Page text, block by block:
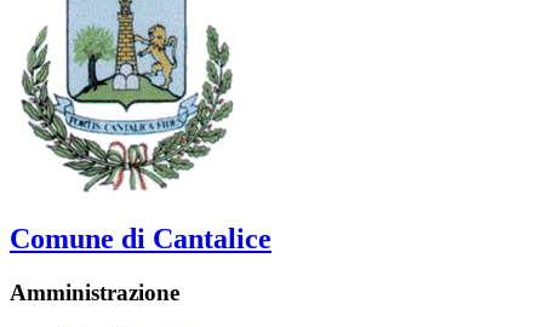
Comune di Cantalice
Amministrazione